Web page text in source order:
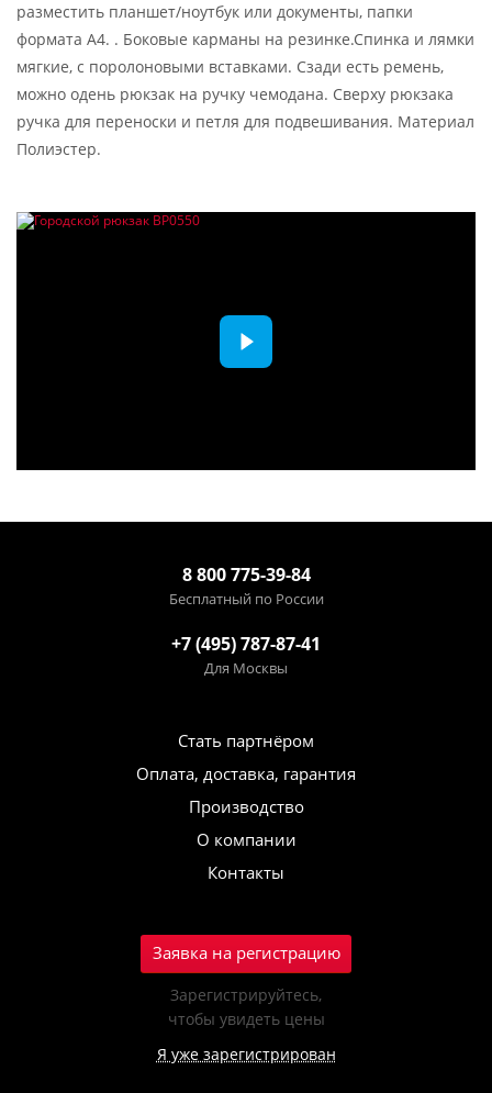
разместить планшет/ноутбук или документы, папки
формата А4. . Боковые карманы на резинке.Спинка и лямки
мягкие, с поролоновыми вставками. Сзади есть ремень,
можно одень рюкзак на ручку чемодана. Сверху рюкзака
ручка для переноски и петля для подвешивания. Материал
Полиэстер.
8 800 775-39-84
Бесплатный по России
+7 (495) 787-87-41
Для Москвы
Стать партнёром
Оплата, доставка, гарантия
Производство
О компании
Контакты
Заявка на регистрацию
Зарегистрируйтесь,
чтобы увидеть цены
Я уже зарегистрирован